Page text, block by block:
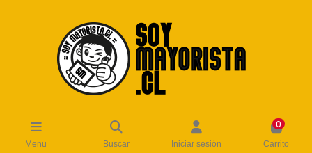
Menu Buscar Iniciar sesión
0
Carrito